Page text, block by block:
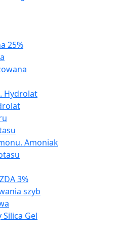
25%
Hydrolat
Amoniak
3%
szyb
Gel